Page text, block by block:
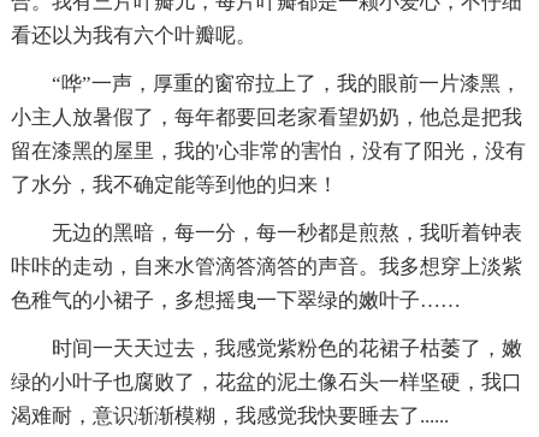
看还以为我有六个叶瓣呢。
“哗”一声，厚重的窗帘拉上了，我的眼前一片漆黑，
小主人放暑假了，每年都要回老家看望奶奶，他总是把我
留在漆黑的屋里，我的'心非常的害怕，没有了阳光，没有
了水分，我不确定能等到他的归来！
无边的黑暗，每一分，每一秒都是煎熬，我听着钟表
咔咔的走动，自来水管滴答滴答的声音。我多想穿上淡紫
色稚气的小裙子，多想摇曳一下翠绿的嫩叶子……
时间一天天过去，我感觉紫粉色的花裙子枯萎了，嫩
绿的小叶子也腐败了，花盆的泥土像石头一样坚硬，我口
渴难耐，意识渐渐模糊，我感觉我快要睡去了......